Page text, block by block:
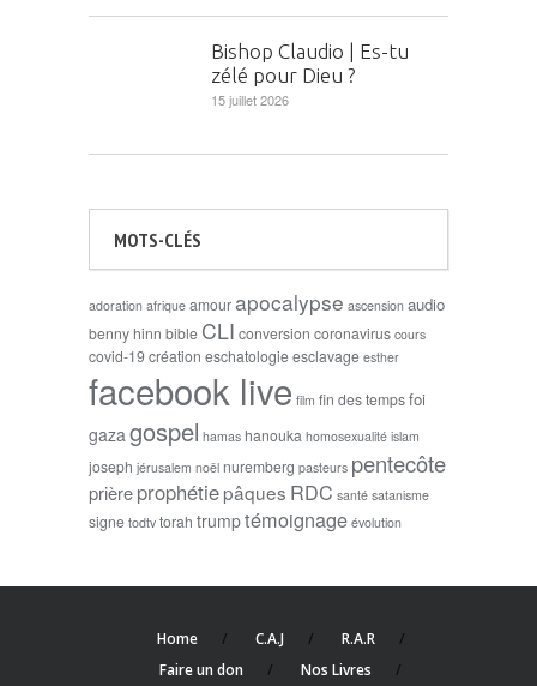
Bishop Claudio | Es-tu
zélé pour Dieu ?
15 juillet 2026
MOTS-CLÉS
adoration afrique amourapocalypse ascension audio
benny hinn bible CLI conversion coronavirus cours
covid-19création eschatologieesclavage esther
facebook live film fin des tempsfoi
gazagospel hamas hanouka homosexualité islam
joseph jérusalem noël nuremberg pasteurs pentecôte
prièreprophétiepâques RDC santé satanisme
signe todtv torah trumptémoignage évolution
Home C.A.J
R.A.R
Faire un don
Nos Livres